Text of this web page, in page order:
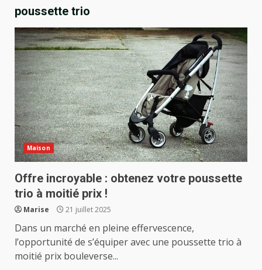
poussette trio
Maison
Offre incroyable : obtenez votre poussette
trio à moitié prix !
Marise 21 juillet 2025
Dans un marché en pleine effervescence,
l’opportunité de s’équiper avec une poussette trio à
moitié prix bouleverse...